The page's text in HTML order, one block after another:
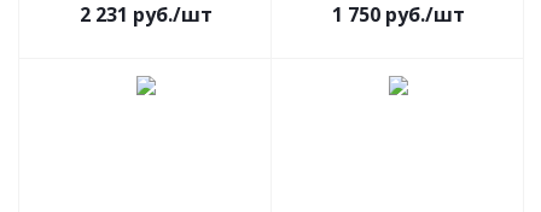
2 231 руб./шт 1 750руб./шт